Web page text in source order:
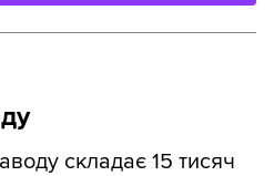
складає 15 тисяч